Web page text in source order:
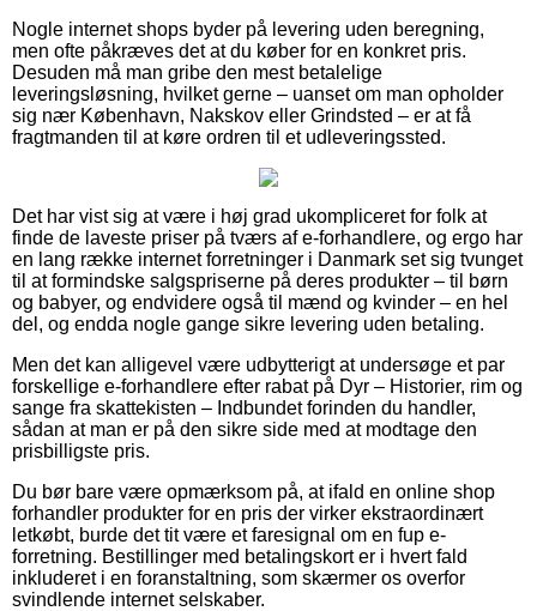
Nogle internet shops byder på levering uden beregning,
men ofte påkræves det at du køber for en konkret pris.
Desuden må man gribe den mest betalelige
leveringsløsning, hvilket gerne – uanset om man opholder
sig nær København, Nakskov eller Grindsted – er at få
fragtmanden til at køre ordren til et udleveringssted.
Det har vist sig at være i høj grad ukompliceret for folk at
finde de laveste priser på tværs af e-forhandlere, og ergo har
en lang række internet forretninger i Danmark set sig tvunget
til at formindske salgspriserne på deres produkter – til børn
og babyer, og endvidere også til mænd og kvinder – en hel
del, og endda nogle gange sikre levering uden betaling.
Men det kan alligevel være udbytterigt at undersøge et par
forskellige e-forhandlere efter rabat på Dyr – Historier, rim og
sange fra skattekisten – Indbundet forinden du handler,
sådan at man er på den sikre side med at modtage den
prisbilligste pris.
Du bør bare være opmærksom på, at ifald en online shop
forhandler produkter for en pris der virker ekstraordinært
letkøbt, burde det tit være et faresignal om en fup e-
forretning. Bestillinger med betalingskort er i hvert fald
inkluderet i en foranstaltning, som skærmer os overfor
svindlende internet selskaber.